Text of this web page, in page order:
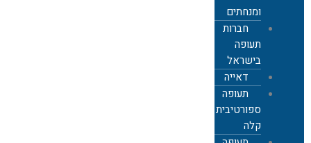
ומנחתים
חברות
תעופה
בישראל
דאייה
תעופה
ספורטיבית
קלה